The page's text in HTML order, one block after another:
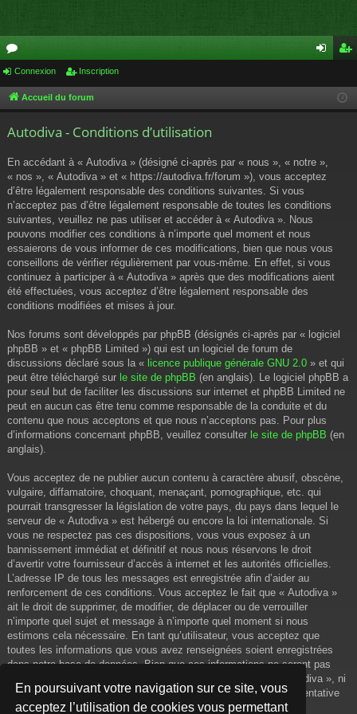
En poursuivant votre navigation sur ce site, vous
acceptez l’utilisation de cookies vous permettant
or
u cri
Connexion Inscription
Accueil du forum
Autodiva - Conditions d’utilisation
En accédant à « Autodiva » (désigné ci-après par « nous », « notre »,
« nos », « Autodiva » et « https://autodiva.fr/forum »), vous acceptez
d’être légalement responsable des conditions suivantes. Si vous
n’acceptez pas d’être légalement responsable de toutes les conditions
suivantes, veuillez ne pas utiliser et accéder à « Autodiva ». Nous
pouvons modifier ces conditions à n’importe quel moment et nous
essaierons de vous informer de ces modifications, bien que nous vous
conseillons de vérifier régulièrement par vous-même. En effet, si vous
continuez à participer à « Autodiva » après que des modifications aient
été effectuées, vous acceptez d’être légalement responsable des
conditions modifiées et mises à jour.
Nos forums sont développés par phpBB (désignés ci-après par « logiciel
phpBB » et « phpBB Limited ») qui est un logiciel de forum de
discussions déclaré sous la « licence publique générale GNU 2.0 » et qui
peut être téléchargé sur le site de phpBB (en anglais). Le logiciel phpBB a
pour seul but de faciliter les discussions sur internet et phpBB Limited ne
peut en aucun cas être tenu comme responsable de la conduite et du
contenu que nous acceptons et que nous n’acceptons pas. Pour plus
d’informations concernant phpBB, veuillez consulter le site de phpBB (en
anglais).
Vous acceptez de ne publier aucun contenu à caractère abusif, obscène,
vulgaire, diffamatoire, choquant, menaçant, pornographique, etc. qui
pourrait transgresser la législation de votre pays, du pays dans lequel le
serveur de « Autodiva » est hébergé ou encore la loi internationale. Si
vous ne respectez pas ces dispositions, vous vous exposez à un
bannissement immédiat et définitif et nous nous réservons le droit
d’avertir votre fournisseur d’accès à internet et les autorités officielles.
L’adresse IP de tous les messages est enregistrée afin d’aider au
renforcement de ces conditions. Vous acceptez le fait que « Autodiva »
ait le droit de supprimer, de modifier, de déplacer ou de verrouiller
n’importe quel sujet et message à n’importe quel moment si nous
estimons cela nécessaire. En tant qu’utilisateur, vous acceptez que
toutes les informations que vous avez renseignées soient enregistrées
dans notre base de données. Bien que ces informations ne seront pas
diffusées à une tierce partie sans votre consentement, ni « Autodiva », ni
phpBB, ne pourront être tenus comme responsables en cas de tentative
de piratage informatique visant à compromettre vos données.